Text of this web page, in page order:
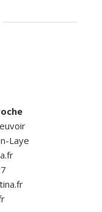
Laye